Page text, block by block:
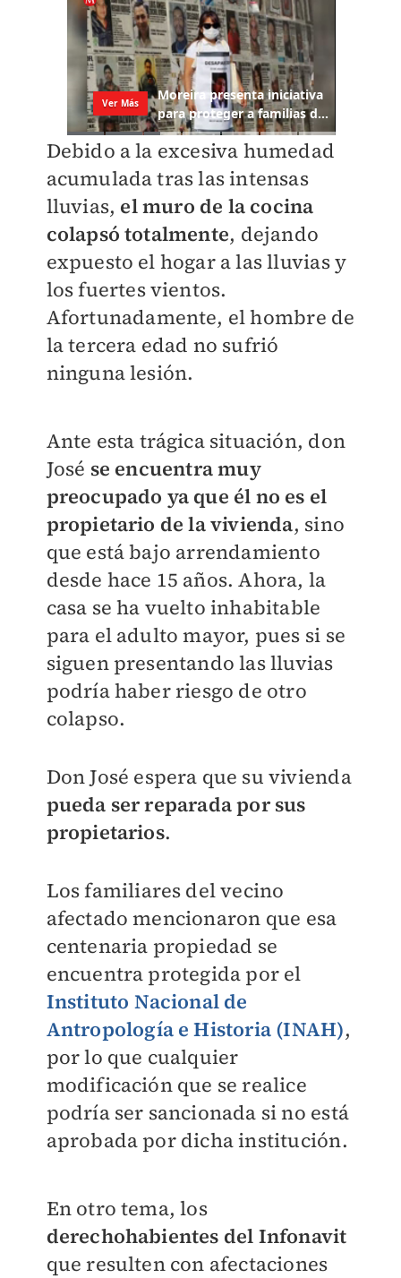
Debido a la excesiva humedad
acumulada tras las intensas
lluvias, el muro de la cocina
colapsó totalmente, dejando
expuesto el hogar a las lluvias y
los fuertes vientos.
Afortunadamente, el hombre de
la tercera edad no sufrió
ninguna lesión.
Ante esta trágica situación, don
José se encuentra muy
preocupado ya que él no es el
propietario de la vivienda, sino
que está bajo arrendamiento
desde hace 15 años. Ahora, la
casa se ha vuelto inhabitable
para el adulto mayor, pues si se
siguen presentando las lluvias
podría haber riesgo de otro
colapso.
Don José espera que su vivienda
pueda ser reparada por sus
propietarios.
Los familiares del vecino
afectado mencionaron que esa
centenaria propiedad se
encuentra protegida por el
Instituto Nacional de
Antropología e Historia (INAH),
por lo que cualquier
modificación que se realice
podría ser sancionada si no está
aprobada por dicha institución.
En otro tema, los
derechohabientes del Infonavit
que resulten con afectaciones